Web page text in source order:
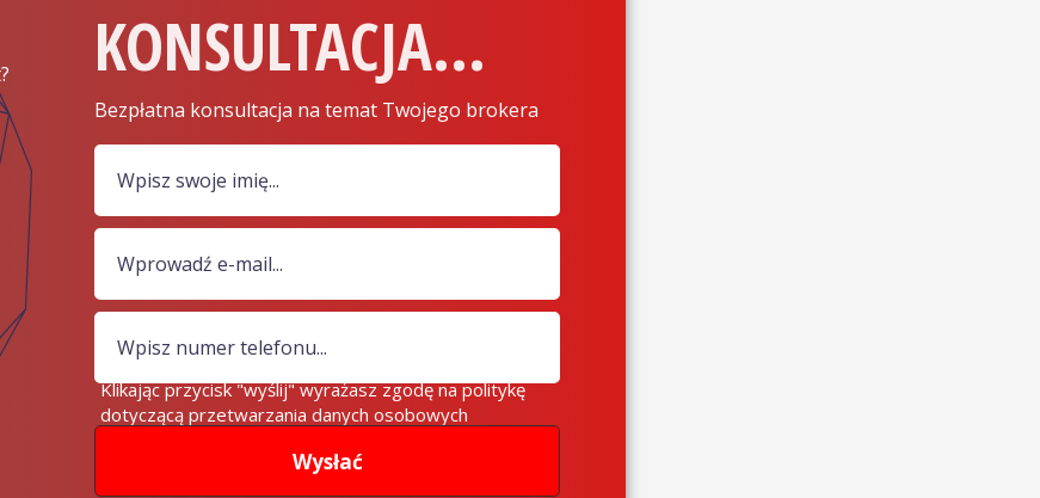
KONSULTACJA...
Bezpłatna konsultacja na temat Twojego brokera
Wysłać
Klikając przycisk "wyślij" wyrażasz zgodę na politykę
dotyczącą przetwarzania danych osobowych